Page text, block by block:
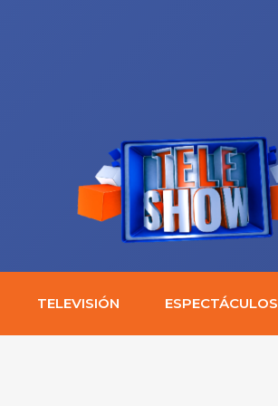
TELEVISIÓN ESPECTÁCULOS